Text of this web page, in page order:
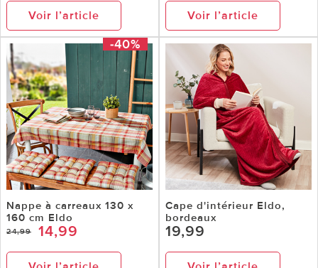
Voir l’article Voir l’article
-40%
Nappe à carreaux 130 x
160 cm Eldo
24,99 14,99
Cape d'intérieur Eldo,
bordeaux
19,99